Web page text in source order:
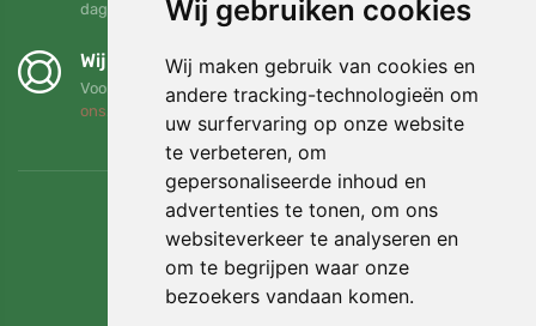
Wij gebruiken cookies
Wij maken gebruik van cookies en
andere tracking-technologieën om
uw surfervaring op onze website
te verbeteren, om
gepersonaliseerde inhoud en
advertenties te tonen, om ons
websiteverkeer te analyseren en
om te begrijpen waar onze
bezoekers vandaan komen.
dagen retourneren of ruilen
Wij steunen Trees.org
Voor elke bestelling planten we een boom! Lees meer Over
ons